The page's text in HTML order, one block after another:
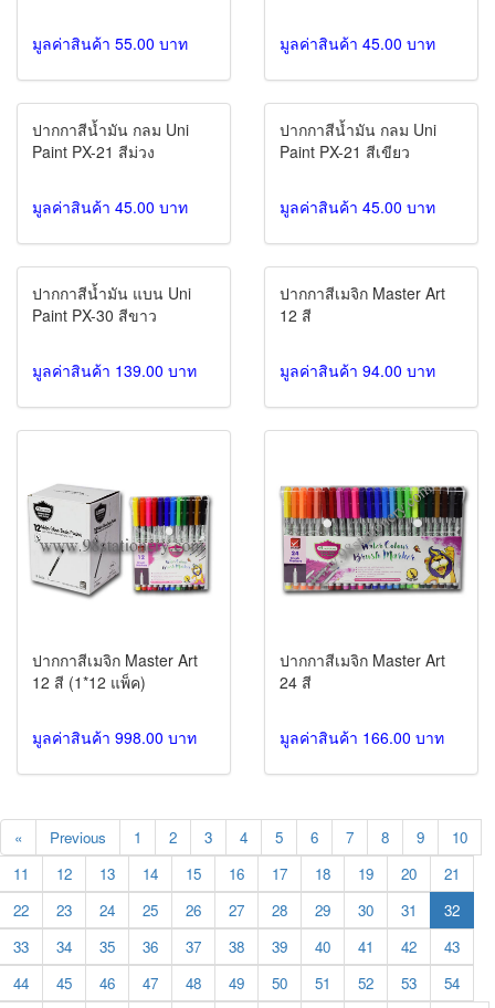
มูลค่าสินค้า 55.00 บาท มูลค่าสินค้า 45.00 บาท
ปากกาสีน้ำมัน กลม Uni
Paint PX-21 สีม่วง
มูลค่าสินค้า 45.00 บาท
ปากกาสีน้ำมัน กลม Uni
Paint PX-21 สีเขียว
มูลค่าสินค้า 45.00 บาท
ปากกาสีน้ำมัน แบน Uni
Paint PX-30 สีขาว
มูลค่าสินค้า 139.00 บาท
ปากกาสีเมจิก Master Art
12 สี
มูลค่าสินค้า 94.00 บาท
ปากกาสีเมจิก Master Art
12 สี (1*12 แพ็ค)
มูลค่าสินค้า 998.00 บาท
ปากกาสีเมจิก Master Art
24 สี
มูลค่าสินค้า 166.00 บาท
« Previous 1 2 3 4 5 6 7 8 9
10
11
12 13 14 15 16 17 18 19 20
21
22
23 24 25 26 27 28 29 30 31
32
33
34 35 36 37 38 39 40 41 42
43
44
45 46 47 48 49 50 51 52 53
54